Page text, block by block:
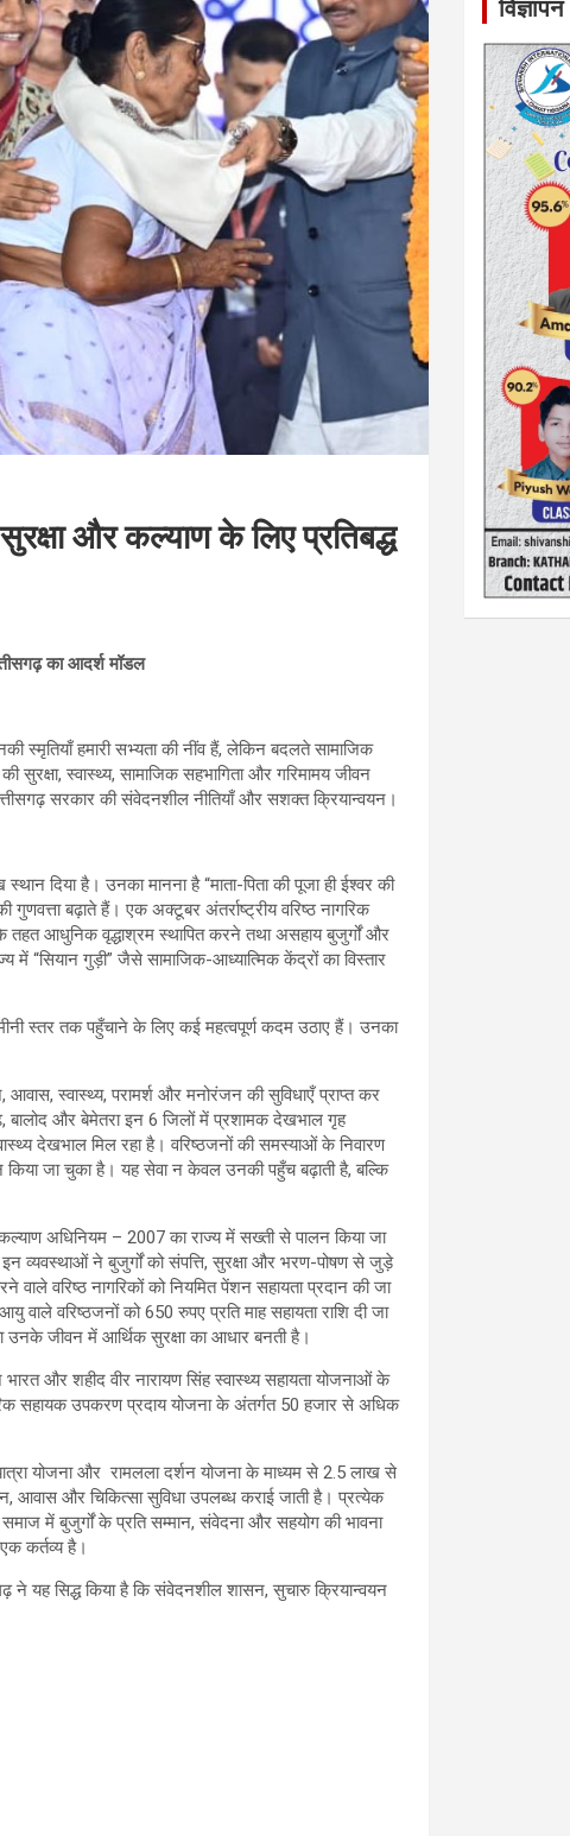
और कल्याण के लिए प्रतिबद्ध
का आदर्श मॉडल
हमारी सभ्यता की नींव हैं, लेकिन बदलते सामाजिक
सुरक्षा, स्वास्थ्य, सामाजिक सहभागिता और गरिमामय जीवन
सरकार की संवेदनशील नीतियाँ और सशक्त क्रियान्वयन।
दिया है। उनका मानना है “माता-पिता की पूजा ही ईश्वर की
बढ़ाते हैं। एक अक्टूबर अंतर्राष्ट्रीय वरिष्ठ नागरिक
तहत आधुनिक वृद्धाश्रम स्थापित करने तथा असहाय बुजुर्गों और
“सियान गुड़ी” जैसे सामाजिक-आध्यात्मिक केंद्रों का विस्तार
स्तर तक पहुँचाने के लिए कई महत्वपूर्ण कदम उठाए हैं। उनका
स्वास्थ्य, परामर्श और मनोरंजन की सुविधाएँ प्राप्त कर
बालोद और बेमेतरा इन 6 जिलों में प्रशामक देखभाल गृह
देखभाल मिल रहा है। वरिष्ठजनों की समस्याओं के निवारण
जा चुका है। यह सेवा न केवल उनकी पहुँच बढ़ाती है, बल्कि
कल्याण अधिनियम – 2007 का राज्य में सख्ती से पालन किया जा
व्यवस्थाओं ने बुजुर्गों को संपत्ति, सुरक्षा और भरण-पोषण से जुड़े
वाले वरिष्ठ नागरिकों को नियमित पेंशन सहायता प्रदान की जा
वरिष्ठजनों को 650 रुपए प्रति माह सहायता राशि दी जा
उनके जीवन में आर्थिक सुरक्षा का आधार बनती है।
और शहीद वीर नारायण सिंह स्वास्थ्य सहायता योजनाओं के
सहायक उपकरण प्रदाय योजना के अंतर्गत 50 हजार से अधिक
योजना और रामलला दर्शन योजना के माध्यम से 2.5 लाख से
आवास और चिकित्सा सुविधा उपलब्ध कराई जाती है। प्रत्येक
में बुजुर्गों के प्रति सम्मान, संवेदना और सहयोग की भावना
कर्तव्य है।
ने यह सिद्ध किया है कि संवेदनशील शासन, सुचारु क्रियान्वयन
विज्ञापन